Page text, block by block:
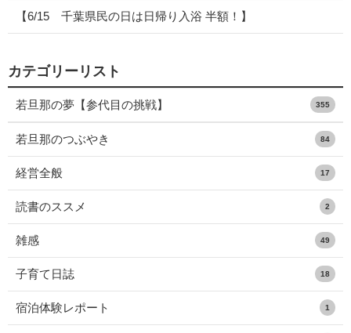
【6/15 千葉県民の日は日帰り入浴 半額！】
カテゴリーリスト
若旦那の夢【参代目の挑戦】 355
若旦那のつぶやき 84
経営全般 17
読書のススメ 2
雑感 49
子育て日誌 18
宿泊体験レポート 1